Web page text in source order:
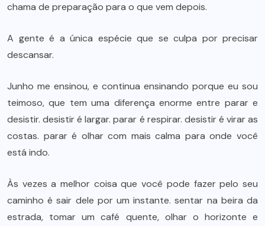
chama de preparação para o que vem depois.
A gente é a única espécie que se culpa por precisar
descansar.
Junho me ensinou, e continua ensinando porque eu sou
teimoso, que tem uma diferença enorme entre parar e
desistir. desistir é largar. parar é respirar. desistir é virar as
costas. parar é olhar com mais calma para onde você
está indo.
Às vezes a melhor coisa que você pode fazer pelo seu
caminho é sair dele por um instante. sentar na beira da
estrada, tomar um café quente, olhar o horizonte e